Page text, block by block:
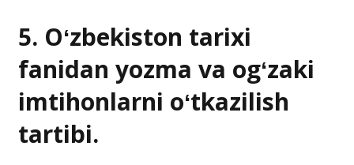
5. Oʻzbekiston tarixi
fanidan yozma va ogʻzaki
imtihonlarni oʻtkazilish
tartibi.